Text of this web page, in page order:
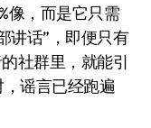
像，而是它只需
讲话”，即便只有
社群里，就能引
谣言已经跑遍